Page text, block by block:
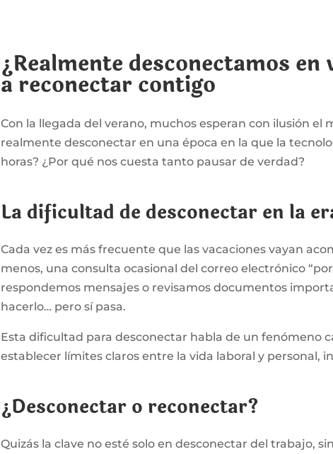
¿Realmente desconectamos
a reconectar contigo
Con la llegada del verano, muchos esperan con ilusión el
realmente desconectar en una época en la que la
horas? ¿Por qué nos cuesta tanto pausar de verdad?
La dificultad de desconectar en la
Cada vez es más frecuente que las vacaciones vayan
menos, una consulta ocasional del correo electrónico
respondemos mensajes o revisamos documentos
hacerlo… pero sí pasa.
Esta dificultad para desconectar habla de un fenómeno
establecer límites claros entre la vida laboral y personal,
¿Desconectar o reconectar?
Quizás la clave no esté solo en desconectar del trabajo,